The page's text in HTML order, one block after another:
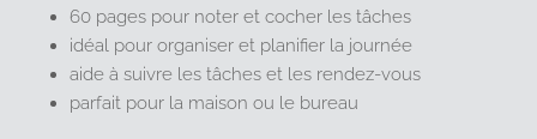
60 pages pour noter et cocher les tâches
idéal pour organiser et planifier la journée
aide à suivre les tâches et les rendez-vous
parfait pour la maison ou le bureau